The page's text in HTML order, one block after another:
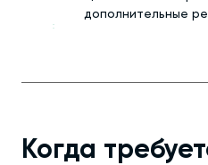
дополнительные
Когда